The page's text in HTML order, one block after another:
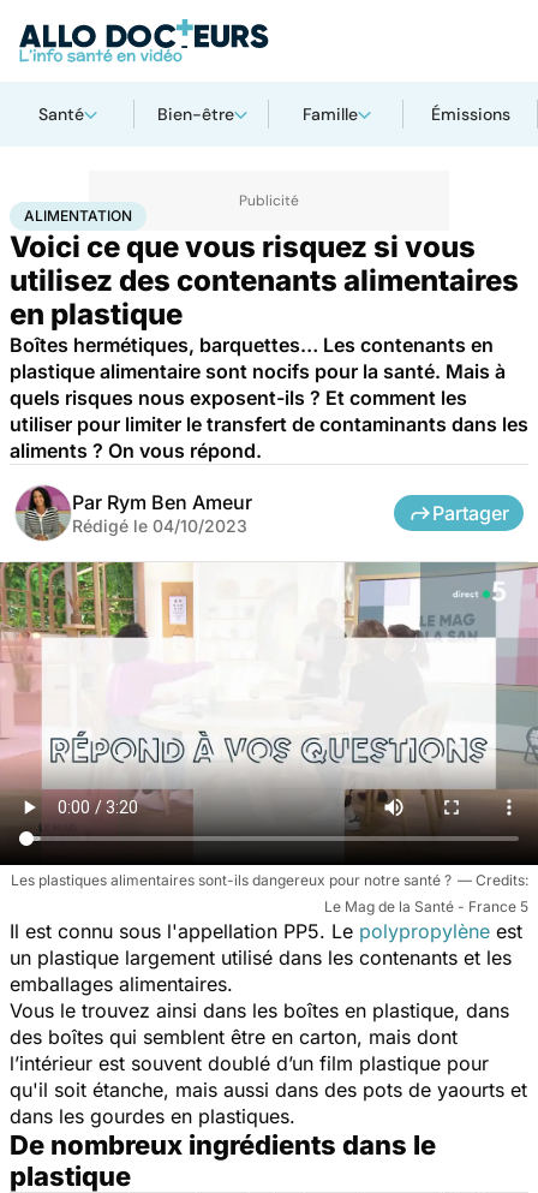
Santé Bien-être Famille Émissions
AccueilSantéAlimentation
ALIMENTATION
Voici ce que vous risquez si vous
utilisez des contenants alimentaires
en plastique
Boîtes hermétiques, barquettes… Les contenants en
plastique alimentaire sont nocifs pour la santé. Mais à
quels risques nous exposent-ils ? Et comment les
utiliser pour limiter le transfert de contaminants dans les
aliments ? On vous répond.
Par Rym Ben Ameur
Rédigé le 04/10/2023
Partager
Les plastiques alimentaires sont-ils dangereux pour notre santé ?
Le Mag de la Santé - France 5
Il est connu sous l'appellation PP5. Le polypropylène est
un plastique largement utilisé dans les contenants et les
emballages alimentaires.
Vous le trouvez ainsi dans les boîtes en plastique, dans
des boîtes qui semblent être en carton, mais dont
l’intérieur est souvent doublé d’un film plastique pour
qu'il soit étanche, mais aussi dans des pots de yaourts et
dans les gourdes en plastiques.
De nombreux ingrédients dans le
plastique